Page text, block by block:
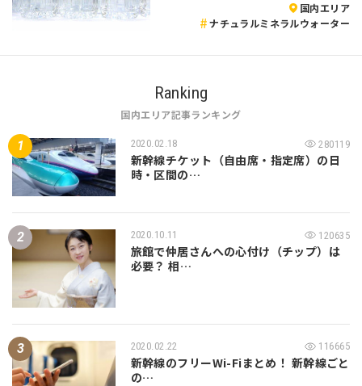
国内エリア
ナチュラルミネラルウォーター
Ranking
国内エリア記事ランキング
2020.02.18 280119
新幹線チケット（自由席・指定席）の日
時・区間の…
2020.10.11 120635
旅館で仲居さんへの心付け（チップ）は
必要？ 相…
2020.02.22 116665
新幹線のフリーWi-Fiまとめ！ 新幹線ごと
の…